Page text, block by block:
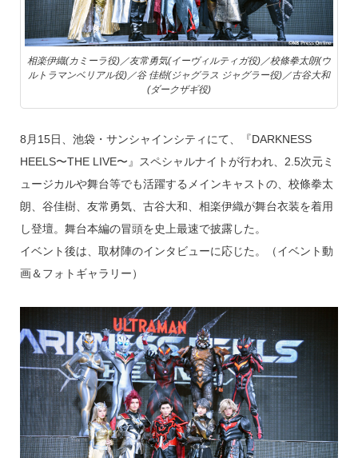
相楽伊織(カミーラ役)／友常勇気(イーヴィルティガ役)／校條拳太朗(ウ
ルトラマンベリアル役)／谷 佳樹(ジャグラス ジャグラー役)／古谷大和
(ダークザギ役)
8月15日、池袋・サンシャインシティにて、『DARKNESS
HEELS〜THE LIVE〜』スペシャルナイトが行われ、2.5次元ミ
ュージカルや舞台等でも活躍するメインキャストの、校條拳太
朗、谷佳樹、友常勇気、古谷大和、相楽伊織が舞台衣装を着用
し登壇。舞台本編の冒頭を史上最速で披露した。
イベント後は、取材陣のインタビューに応じた。（イベント動
画＆フォトギャラリー）